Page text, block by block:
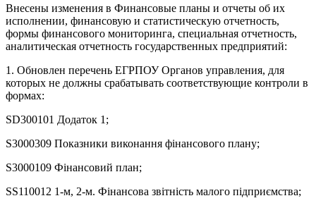
Внесены изменения в Финансовые планы и отчеты об их
исполнении, финансовую и статистическую отчетность,
формы финансового мониторинга, специальная отчетность,
аналитическая отчетность государственных предприятий:
1. Обновлен перечень ЕГРПОУ Органов управления, для
которых не должны срабатывать соответствующие контроли в
формах:
SD300101 Додаток 1;
S3000309 Показники виконання фінансового плану;
S3000109 Фінансовий план;
SS110012 1-м, 2-м. Фінансова звітність малого підприємства;